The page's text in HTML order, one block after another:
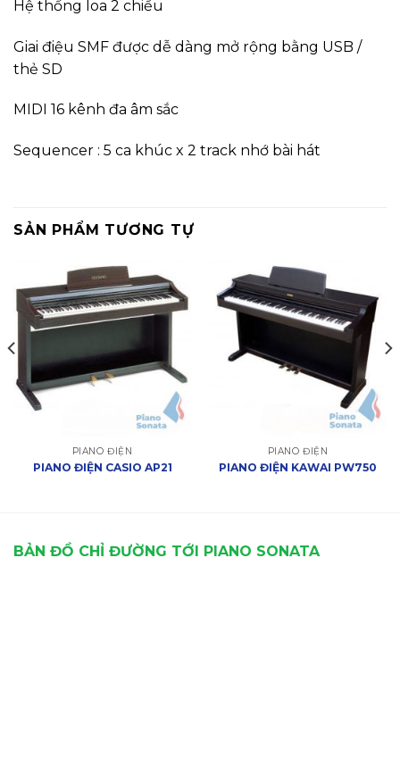
Hệ thống loa 2 chiều
Giai điệu SMF được dễ dàng mở rộng bằng USB /
thẻ SD
MIDI 16 kênh đa âm sắc
Sequencer : 5 ca khúc x 2 track nhớ bài hát
SẢN PHẨM TƯƠNG TỰ
PIANO ĐIỆN
PIANO ĐIỆN CASIO AP21
PIANO ĐIỆN
PIANO ĐIỆN KAWAI PW750
BẢN ĐỒ CHỈ ĐƯỜNG TỚI PIANO SONATA